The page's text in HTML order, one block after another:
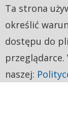
Ta strona
określić
dostępu do
naszej: